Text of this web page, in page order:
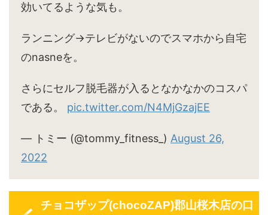
効いてるような気も。
ランニング→テレビがないのでスマホから自宅
のnasneを。
さらにセルフ脱毛器が入るとなかなかのコスパ
である。 pic.twitter.com/N4MjGzajEE
— トミー (@tommy_fitness_) August 26,
2022
チョコザップ(chocoZAP)郡山桜木店の口